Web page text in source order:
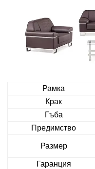
Рамка
Крак
Гъба
Предимство
Размер
Гаранция